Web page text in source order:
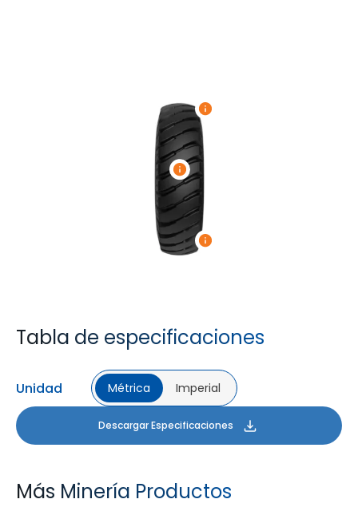
Tabla de especificaciones
Unidad Métrica Imperial
Descargar Especificaciones
Más Minería Productos